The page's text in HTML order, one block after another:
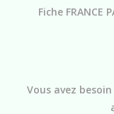
Fiche FRANCE
Vous avez